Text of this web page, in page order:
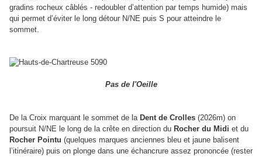
gradins rocheux câblés - redoubler d’attention par temps humide) mais
qui permet d’éviter le long détour N/NE puis S pour atteindre le
sommet.
Pas de l'Oeille
De la Croix marquant le sommet de la Dent de Crolles (2026m) on
poursuit N/NE le long de la crête en direction du Rocher du Midi et du
Rocher Pointu (quelques marques anciennes bleu et jaune balisent
l’itinéraire) puis on plonge dans une échancrure assez prononcée (rester